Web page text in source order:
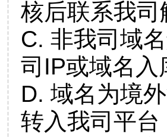
核后联系我
C. 非我司域
司IP或域名入
D. 域名为境
转入我司平台